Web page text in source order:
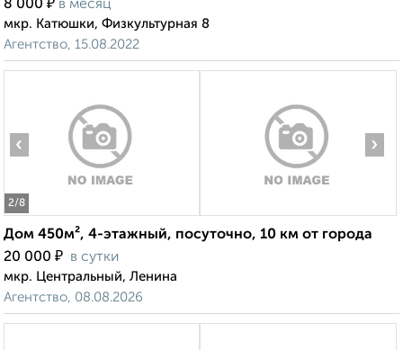
8 000 ₽ в месяц
мкр. Катюшки, Физкультурная 8
Агентство, 15.08.2022
2/8
‹ ›
Дом 450м², 4-этажный, посуточно, 10 км от города
20 000 ₽ в сутки
мкр. Центральный, Ленина
Агентство, 08.08.2026